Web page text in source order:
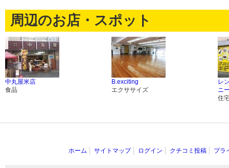
周辺のお店・スポット
中丸屋米店
食品
B.exciting
エクササイズ
レ
ニ
住
ホーム サイトマップ ログイン クチコミ投稿 プラ